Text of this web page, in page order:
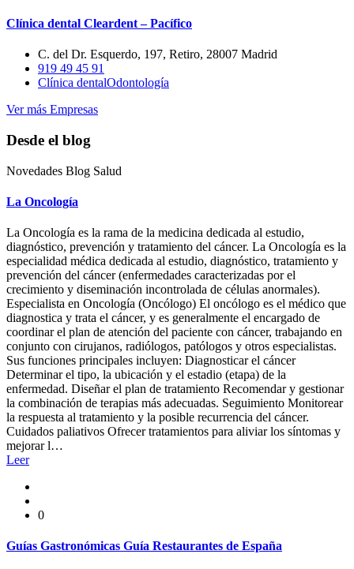
Clínica dental Cleardent – Pacífico
C. del Dr. Esquerdo, 197, Retiro, 28007 Madrid
919 49 45 91
Clínica dentalOdontología
Ver más Empresas
Desde el blog
Novedades Blog Salud
La Oncología
La Oncología es la rama de la medicina dedicada al estudio,
diagnóstico, prevención y tratamiento del cáncer. La Oncología es la
especialidad médica dedicada al estudio, diagnóstico, tratamiento y
prevención del cáncer (enfermedades caracterizadas por el
crecimiento y diseminación incontrolada de células anormales).
Especialista en Oncología (Oncólogo) El oncólogo es el médico que
diagnostica y trata el cáncer, y es generalmente el encargado de
coordinar el plan de atención del paciente con cáncer, trabajando en
conjunto con cirujanos, radiólogos, patólogos y otros especialistas.
Sus funciones principales incluyen: Diagnosticar el cáncer
Determinar el tipo, la ubicación y el estadio (etapa) de la
enfermedad. Diseñar el plan de tratamiento Recomendar y gestionar
la combinación de terapias más adecuadas. Seguimiento Monitorear
la respuesta al tratamiento y la posible recurrencia del cáncer.
Cuidados paliativos Ofrecer tratamientos para aliviar los síntomas y
mejorar l…
Leer
0
Guías Gastronómicas Guía Restaurantes de España